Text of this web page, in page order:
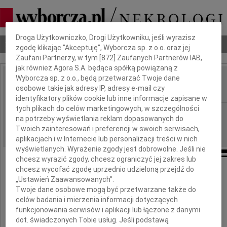
Nekrologi Odeszli Poradnik pogrzebowy
IMIĘ I NAZWISKO: Renata Bilecka
REGION: Łódź
DATA EMISJI: 15.09.2023
żegnamy naszą KOCHANĄ koleżankę
Dbamy o Twoją prywatność
Droga Użytkowniczko, Drogi Użytkowniku, jeśli wyrazisz
zgodę klikając "Akceptuję", Wyborcza sp. z o.o. oraz jej
Zaufani Partnerzy, w tym [872 ] Zaufanych Partnerów IAB,
jak również Agora S.A. będąca spółką powiązaną z
Wyborcza sp. z o.o., będą przetwarzać Twoje dane
osobowe takie jak adresy IP, adresy e-mail czy
identyfikatory plików cookie lub inne informacje zapisane w
tych plikach do celów marketingowych, w szczególności
na potrzeby wyświetlania reklam dopasowanych do
Twoich zainteresowań i preferencji w swoich serwisach,
aplikacjach i w Internecie lub personalizacji treści w nich
wyświetlanych. Wyrażenie zgody jest dobrowolne. Jeśli nie
chcesz wyrazić zgody, chcesz ograniczyć jej zakres lub
chcesz wycofać zgodę uprzednio udzieloną przejdź do
„Ustawień Zaawansowanych”.
Twoje dane osobowe mogą być przetwarzane także do
celów badania i mierzenia informacji dotyczących
funkcjonowania serwisów i aplikacji lub łączone z danymi
dot. świadczonych Tobie usług. Jeśli podstawą